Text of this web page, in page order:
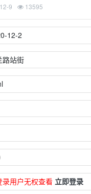
9 13595
12-2
路站街
录用户无权查看 立即登录